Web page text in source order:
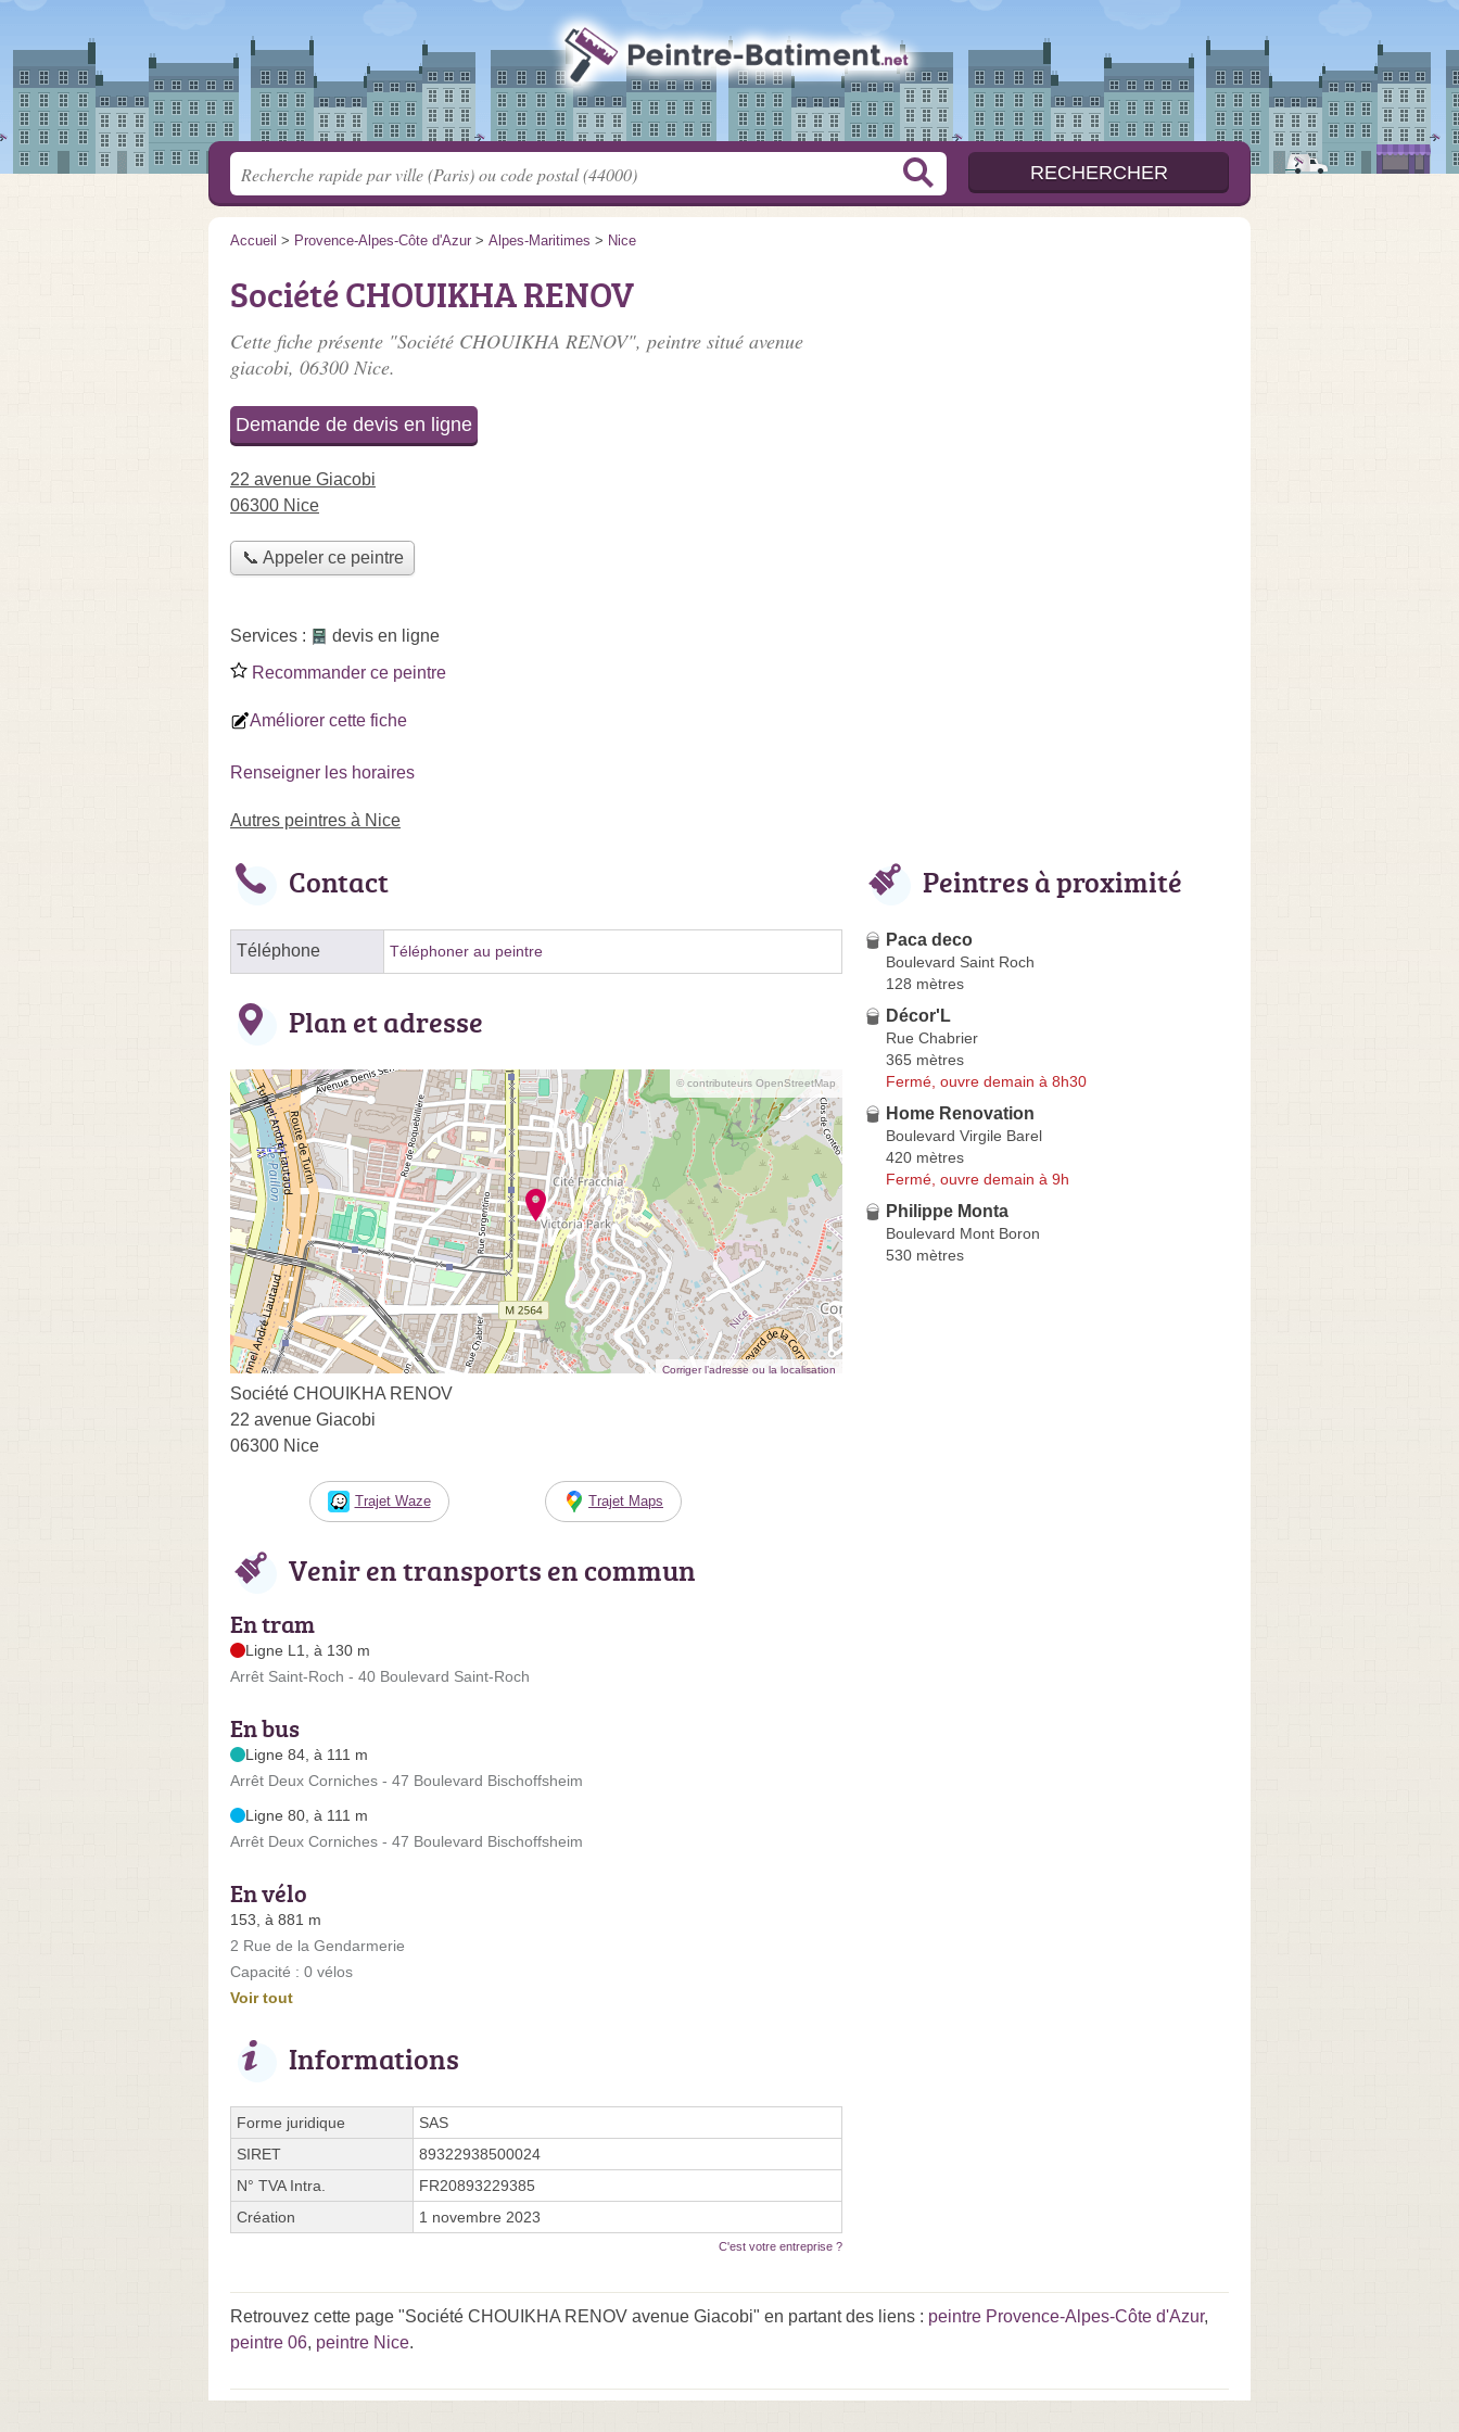
Accueil > Provence-Alpes-Côte d'Azur > Alpes-Maritimes > Nice
Société CHOUIKHA RENOV
Cette fiche présente "Société CHOUIKHA RENOV", peintre situé avenue
giacobi, 06300 Nice.
Demande de devis en ligne
22 avenue Giacobi
06300 Nice
📞 Appeler ce peintre
Services :
devis en ligne
Recommander ce peintre
Améliorer cette fiche
Renseigner les horaires
Autres peintres à Nice
Contact
Téléphone Téléphoner au peintre
Plan et adresse
© contributeurs OpenStreetMap
Corriger l’adresse ou la localisation
Société CHOUIKHA RENOV
22 avenue Giacobi
06300 Nice
Trajet Waze Trajet Maps
Venir en transports en commun
En tram
Ligne L1, à 130 m
Arrêt Saint-Roch - 40 Boulevard Saint-Roch
En bus
Ligne 84, à 111 m
Arrêt Deux Corniches - 47 Boulevard Bischoffsheim
Ligne 80, à 111 m
Arrêt Deux Corniches - 47 Boulevard Bischoffsheim
En vélo
153, à 881 m
2 Rue de la Gendarmerie
Capacité : 0 vélos
Voir tout
Informations
Forme juridique
SAS
SIRET
89322938500024
N° TVA Intra.
FR20893229385
Création
1 novembre 2023
C'est votre entreprise ?
Peintres à proximité
Paca deco
Boulevard Saint Roch
128 mètres
Décor'L
Rue Chabrier
365 mètres
Fermé, ouvre demain à 8h30
Home Renovation
Boulevard Virgile Barel
420 mètres
Fermé, ouvre demain à 9h
Philippe Monta
Boulevard Mont Boron
530 mètres
Retrouvez cette page "Société CHOUIKHA RENOV avenue Giacobi" en partant des liens : peintre Provence-Alpes-Côte d'Azur,
peintre 06, peintre Nice.